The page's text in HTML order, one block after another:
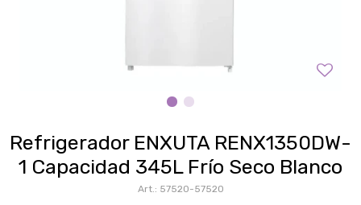
Refrigerador ENXUTA RENX1350DW-
1 Capacidad 345L Frío Seco Blanco
57520-57520